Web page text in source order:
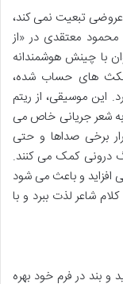
تبعیت نمی کند،
معتقدی در «از
با چینش هوشمندانه
و مکث های حساب شده،
این موسیقی، از ریتم
شعر جریانی خاص می
برخی صداها و حتی
درونی کمک می کنند.
افزاید و باعث می شود
شاعر لذت ببرد و با
و بند در فرم خود بهره